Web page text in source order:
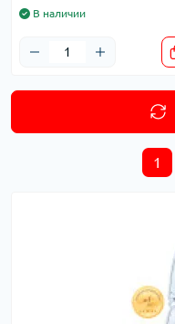
В наличии
1